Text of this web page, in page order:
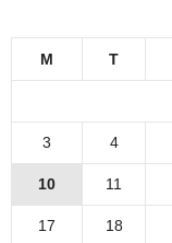
M T
3 4
10 11
17 18